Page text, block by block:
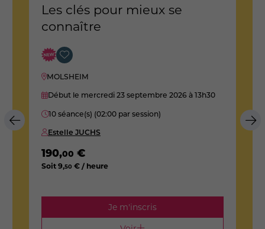
Les clés pour mieux se
connaître
MOLSHEIM
Début le mercredi 23 septembre 2026 à 13h30
10 séance(s) (02:00 par session)
Estelle JUCHS
190,00 €
Soit9,50 € / heure
Je m'inscris